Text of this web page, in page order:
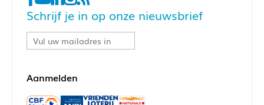
Schrijf je in op onze nieuwsbrief